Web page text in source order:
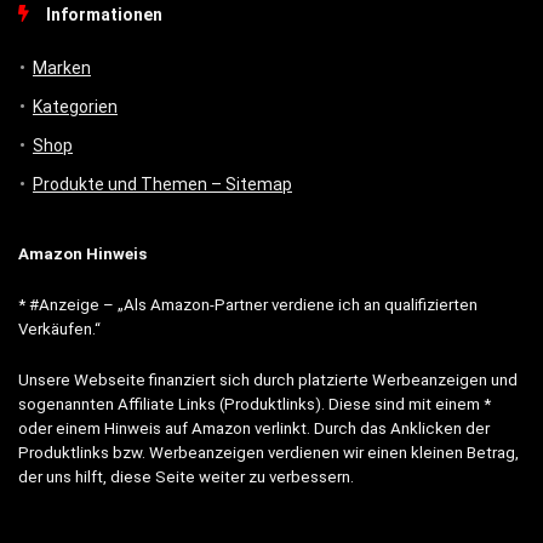
Informationen
Marken
Kategorien
Shop
Produkte und Themen – Sitemap
Amazon Hinweis
* #Anzeige – „Als Amazon-Partner verdiene ich an qualifizierten
Verkäufen.“
Unsere Webseite finanziert sich durch platzierte Werbeanzeigen und
sogenannten Affiliate Links (Produktlinks). Diese sind mit einem *
oder einem Hinweis auf Amazon verlinkt. Durch das Anklicken der
Produktlinks bzw. Werbeanzeigen verdienen wir einen kleinen Betrag,
der uns hilft, diese Seite weiter zu verbessern.